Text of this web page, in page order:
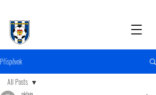
Příspěvek
All Posts